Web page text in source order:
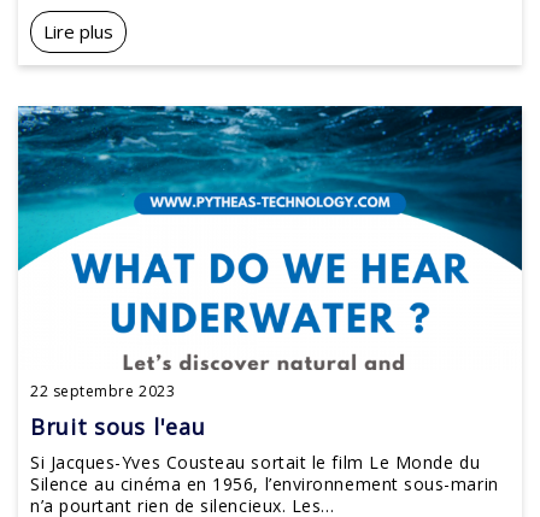
Lire plus
22 septembre 2023
Bruit sous l'eau
Si Jacques-Yves Cousteau sortait le film Le Monde du
Silence au cinéma en 1956, l’environnement sous-marin
n’a pourtant rien de silencieux. Les...